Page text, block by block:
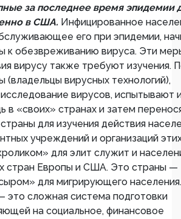
за последнее время эпидемии
в США. Инфицированное
его при эпидемии,
к обезвреживанию вируса. Эти
вирусу также требуют изучения.
(владельцы вирусных технологий),
вирусов, испытывают
в «своих» странах и затем
для изучения действия
учреждений и организаций
для элит служит и
стран Европы и США. Это страны —
для мигрирующего
сложная система подготовки
на социальное, финансовое